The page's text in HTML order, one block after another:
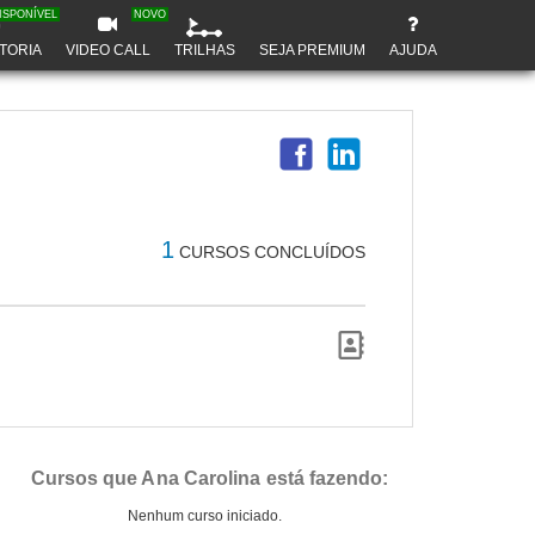
VIDEO CALL
NOVO
TRILHAS SEJA PREMIUM AJUDA
1 CURSOS CONCLUÍDOS
Cursos que Ana Carolina está fazendo:
Nenhum curso iniciado.